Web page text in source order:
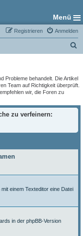
Menü
Anmelden
Registrieren
h
Probleme behandelt. Die Artikel
Team auf Richtigkeit überprüft.
wir, die Foren zu
zu verfeinern:
einem Texteditor eine Datei
in der phpBB-Version